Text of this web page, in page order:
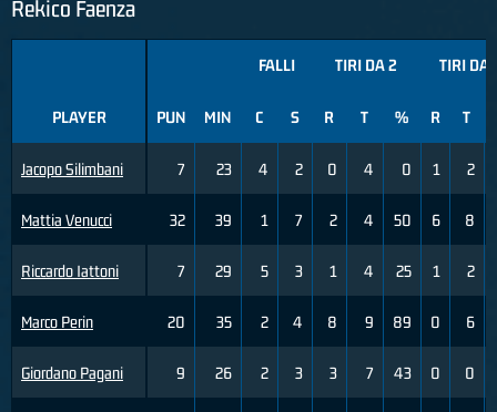
Rekico Faenza
PLAYER
Jacopo Silimbani
Mattia Venucci
Riccardo Iattoni
Marco Perin
Giordano Pagani
FALLI TIRI DA 2 TIRI DA
PUN MIN C S R T % R T
7 23 4 2 0 4 0 1 2
32 39 1 7 2 4 50 6 8
7 29 5 3 1 4 25 1 2
20 35 2 4 8 9 89 0 6
9 26 2 3 3 7 43 0 0